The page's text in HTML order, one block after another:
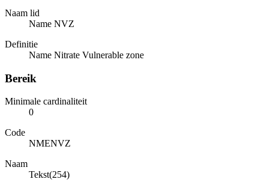
Naam lid
Name NVZ
Definitie
Name Nitrate Vulnerable zone
Bereik
Minimale cardinaliteit
0
Code
NMENVZ
Naam
Tekst(254)